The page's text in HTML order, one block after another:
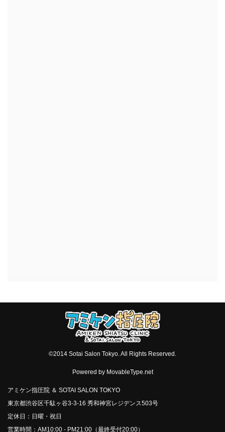
©2014 Sotai Salon Tokyo. All Rights Reserved.
Powered by MovableType.net
アミケン指圧院 ＆ SOTAI SALON TOKYO
東京都渋谷区千駄ヶ谷3-3-16 秀和神宮レジデンス503号
定休日：日曜・祝日
営業時間：AM10:00 - PM21:00（最終受付20:00）